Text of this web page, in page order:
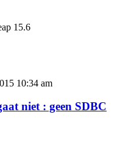
15.6
10:34 am
niet : geen SDBC